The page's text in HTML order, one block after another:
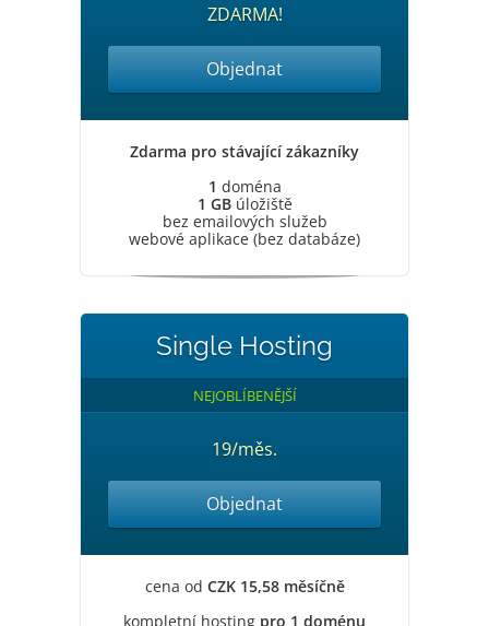
ZDARMA!
Objednat
Zdarma pro stávající zákazníky
1 doména
1 GBúložiště
bez emailových služeb
webové aplikace (bez databáze)
Single Hosting
NEJOBLÍBENĚJŠÍ
19/měs.
Objednat
cena od CZK 15,58 měsíčně
kompletní hosting pro 1 doménu